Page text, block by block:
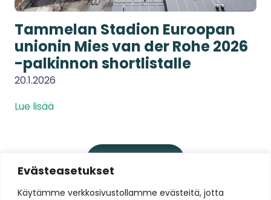
Evästeasetukset
Käytämme verkkosivustollamme evästeitä, jotta
Tammelan Stadion Euroopan
unionin Mies van der Rohe 2026
-palkinnon shortlistalle
20.1.2026
Lue lisää